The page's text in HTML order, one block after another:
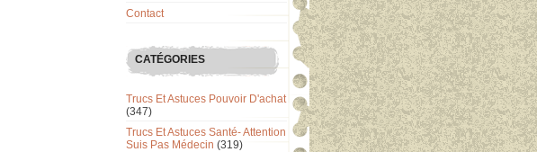
Contact
CATÉGORIES
Trucs Et Astuces Pouvoir D'achat
(347)
Trucs Et Astuces Santé- Attention
Suis Pas Médecin (319)